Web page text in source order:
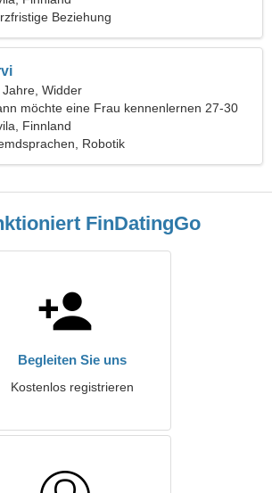
Beziehung
Jahre, Widder
möchte eine Frau kennenlernen 27-30
Finnland
Robotik
FinDatingGo
Begleiten Sie uns
Kostenlos registrieren